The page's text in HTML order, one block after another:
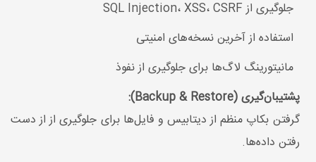
جلوگیری از SQL Injection، XSS، CSRF
استفاده از آخرین نسخه‌های امنیتی
مانیتورینگ لاگ‌ها برای جلوگیری از نفوذ
پشتیبان‌گیری (Backup & Restore):
گرفتن بکاپ منظم از دیتابیس و فایل‌ها برای جلوگیری از از دست
رفتن داده‌ها.